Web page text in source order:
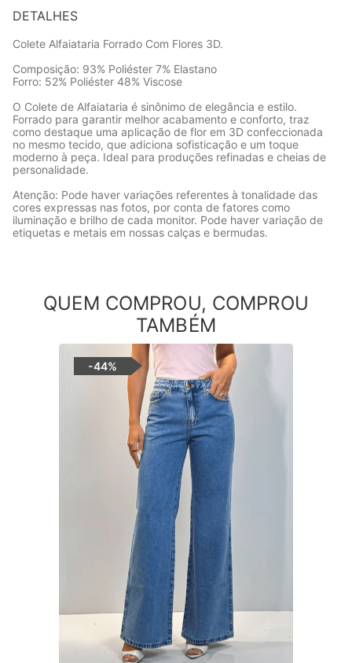
DETALHES
Colete Alfaiataria Forrado Com Flores 3D.
Composição: 93% Poliéster 7% Elastano
Forro: 52% Poliéster 48% Viscose
O Colete de Alfaiataria é sinônimo de elegância e estilo.
Forrado para garantir melhor acabamento e conforto, traz
como destaque uma aplicação de flor em 3D confeccionada
no mesmo tecido, que adiciona sofisticação e um toque
moderno à peça. Ideal para produções refinadas e cheias de
personalidade.
Atenção: Pode haver variações referentes à tonalidade das
cores expressas nas fotos, por conta de fatores como
iluminação e brilho de cada monitor. Pode haver variação de
etiquetas e metais em nossas calças e bermudas.
QUEM COMPROU, COMPROU
TAMBÉM
-44%